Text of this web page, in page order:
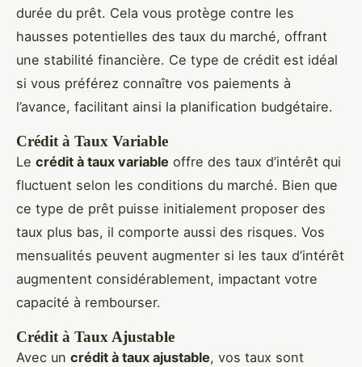
durée du prêt. Cela vous protège contre les
hausses potentielles des taux du marché, offrant
une stabilité financière. Ce type de crédit est idéal
si vous préférez connaître vos paiements à
l’avance, facilitant ainsi la planification budgétaire.
Crédit à Taux Variable
Le crédit à taux variable offre des taux d’intérêt qui
fluctuent selon les conditions du marché. Bien que
ce type de prêt puisse initialement proposer des
taux plus bas, il comporte aussi des risques. Vos
mensualités peuvent augmenter si les taux d’intérêt
augmentent considérablement, impactant votre
capacité à rembourser.
Crédit à Taux Ajustable
Avec un crédit à taux ajustable, vos taux sont